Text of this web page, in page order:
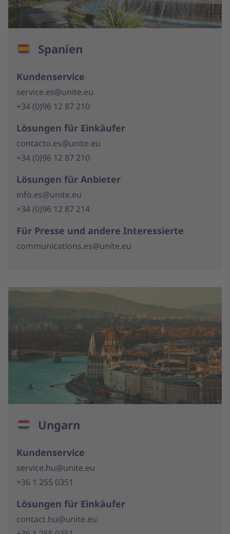
Spanien
Kundenservice
service.es@unite.eu
+34 (0)96 12 87 210
Lösungen für Einkäufer
contacto.es@unite.eu
+34 (0)96 12 87 210
Lösungen für Anbieter
info.es@unite.eu
+34 (0)96 12 87 214
Für Presse und andere Interessierte
communications.es@unite.eu
Ungarn
Kundenservice
service.hu@unite.eu
+36 1 255 0351
Lösungen für Einkäufer
contact.hu@unite.eu